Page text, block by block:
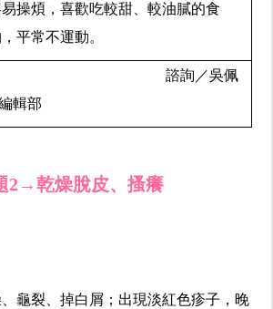
操煩，喜歡吃較甜、較油膩的食
平常不運動。
／吳佩
輯部
2→乾燥脫皮、搔癢
龜裂、掉白屑；出現淡紅色疹子，晚